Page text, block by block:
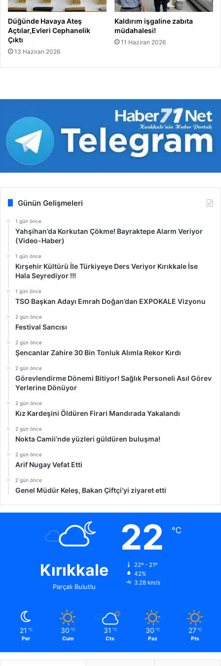
Düğünde Havaya Ateş
Açtılar,Evleri Cephanelik
Çıktı
13 Haziran 2026
Kaldırım işgaline zabıta
müdahalesi!
11 Haziran 2026
Günün Gelişmeleri
1 gün önce
Yahşihan’da Korkutan Çökme! Bayraktepe Alarm Veriyor
(Video-Haber)
1 gün önce
Kırşehir Kültürü İle Türkiyeye Ders Veriyor Kırıkkale İse
Hala Seyrediyor !!!
1 gün önce
TSO Başkan Adayı Emrah Doğan’dan EXPOKALE Vizyonu
2 gün önce
Festival Sancısı
2 gün önce
Şencanlar Zahire 30 Bin Tonluk Alımla Rekor Kırdı
2 gün önce
Görevlendirme Dönemi Bitiyor! Sağlık Personeli Asıl Görev
Yerlerine Dönüyor
2 gün önce
Kız Kardeşini Öldüren Firari Mandırada Yakalandı
2 gün önce
Nokta Camii’nde yüzleri güldüren buluşma!
2 gün önce
Arif Nugay Vefat Etti
2 gün önce
Genel Müdür Keleş, Bakan Çiftçi’yi ziyaret etti
Kırıkkale
Parçalı Bulutlu
22 ℃
22º - 21º
42%
3.28 km/s
21 ℃
Per
30 ℃
Cum
31 ℃
Cts
30 ℃
Paz
27 ℃
Pts